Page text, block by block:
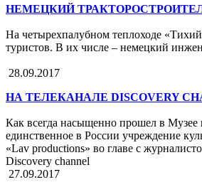
НЕМЕЦКИЙ
На четырехпалубном теплоходе
туристов. В их числе – немецкий
28.09.2017
НА ТЕЛЕКАНАЛЕ DISCOVERY
Как всегда насыщенно прошел в Музее
единственное в России учреждение
«Lav productions» во главе с
Discovery channel
27.09.2017